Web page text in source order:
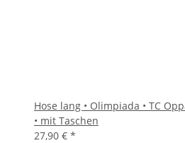
Hose lang • Olimpiada • TC
• mit Taschen
27,90 € *